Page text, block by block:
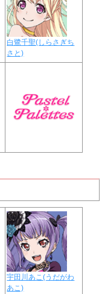
白鷺千聖(しらさぎち
さと)
宇田川あこ(うだがわ
あこ)